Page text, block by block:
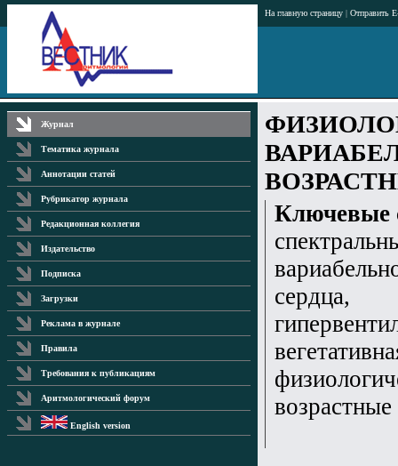
На главную страницу | Отправить
Журнал
Тематика журнала
Аннотации статей
Рубрикатор журнала
Редакционная коллегия
Издательство
Подписка
Загрузки
Реклама в журнале
Правила
Требования к публикациям
Аритмологический форум
English version
Ключевые
сердца,